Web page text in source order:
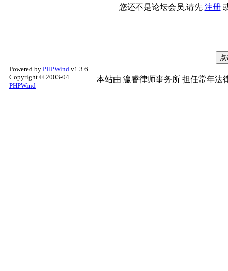
您还不是论坛会员,请先 注册
Powered by PHPWind v1.3.6
Copyright © 2003-04
PHPWind
本站由 瀛睿律师事务所 担任常年法